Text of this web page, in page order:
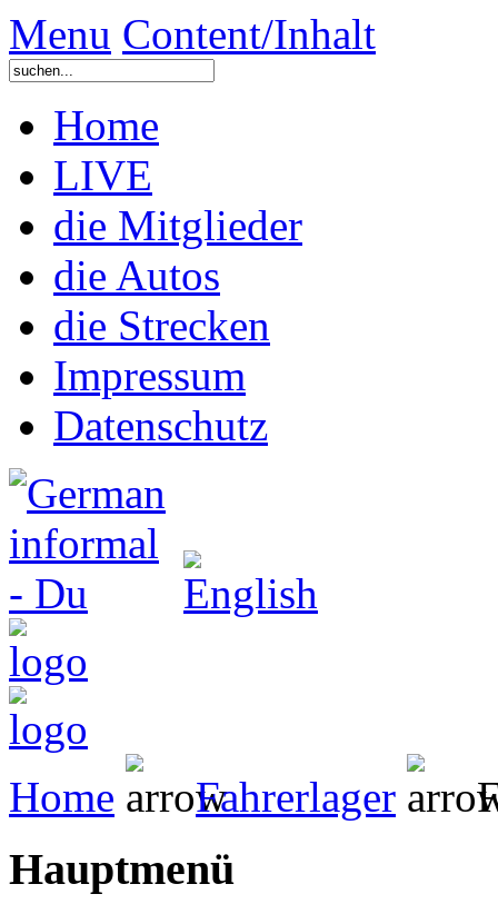
Menu Content/Inhalt
Home
LIVE
die Mitglieder
die Autos
die Strecken
Impressum
Datenschutz
Home Fahrerlager
Hauptmenü